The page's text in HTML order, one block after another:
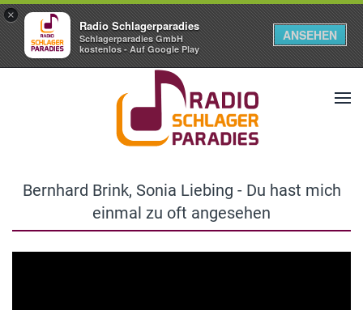
×
Radio Schlagerparadies
Schlagerparadies GmbH
kostenlos - Auf Google Play
ANSEHEN
Bernhard Brink, Sonia Liebing - Du hast mich
einmal zu oft angesehen